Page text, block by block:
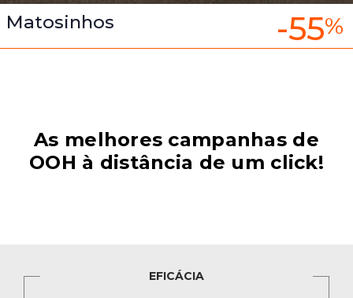
Matosinhos -55%
As melhores campanhas de
OOH à distância de um click!
EFICÁCIA